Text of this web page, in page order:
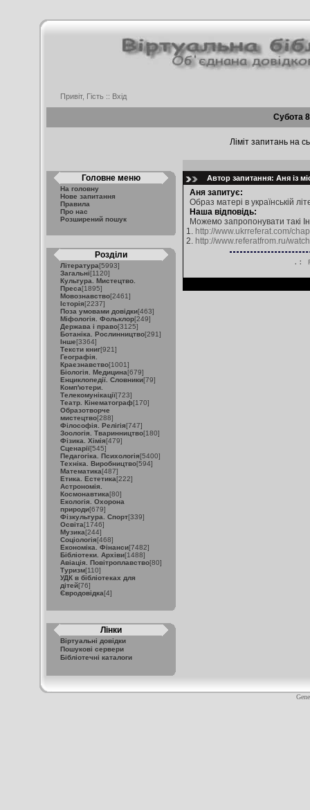
Привіт, Гість :: Вхід
Субота
Ліміт запитань на
Головне меню
На головну
Нове запитання
Правила
Про нас
Розширений пошук
Розділи
Література[5993]
Загальні[1120]
Культура. Мистецтво.
Преса[1895]
Мовознавство[2461]
Історія[2237]
Поза умовами довідки[463]
Міфологія. Фольклор[249]
Держава і право[3125]
Ботаніка. Рослинництво[291]
Інше[3364]
Тексти книг[921]
Географія.
Краєзнавство[1001]
Біологія. Медицина[679]
Енциклопедії. Словники[79]
Комп'ютери.
Телекомунікації[723]
Театр. Кінематограф[170]
Образотворче
мистецтво[288]
Філософія. Релігія[747]
Зоологія. Тваринництво[180]
Фізика. Хімія[479]
Сценарії[545]
Педагогіка. Психологія[5400]
Техніка. Виробництво[594]
Математика[487]
Етика. Естетика[222]
Астрономія.
Космонавтика[80]
Екологія. Охорона
природи[679]
Фізкультура. Спорт[339]
Освіта[1746]
Музика[244]
Соціологія[468]
Економіка. Фінанси[7482]
Бібліотеки. Архіви[1488]
Авіація. Повітроплавство[80]
Туризм[110]
УДК в бібліотеках для
дітей[76]
Євродовідка[4]
Лінки
Віртуальні довідки
Пошукові сервери
Бібліотечні каталоги
Автор запитання: Аня із
Аня запитує:
Образ матері в українській
Наша відповідь:
Можемо запропонувати такі
1. http://www.ukrreferat.com/
2. http://www.referatfrom.ru/
.: